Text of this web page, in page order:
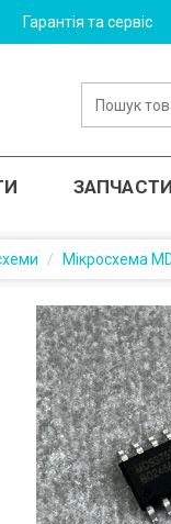
Гарантія та сервіс
Мікросхема